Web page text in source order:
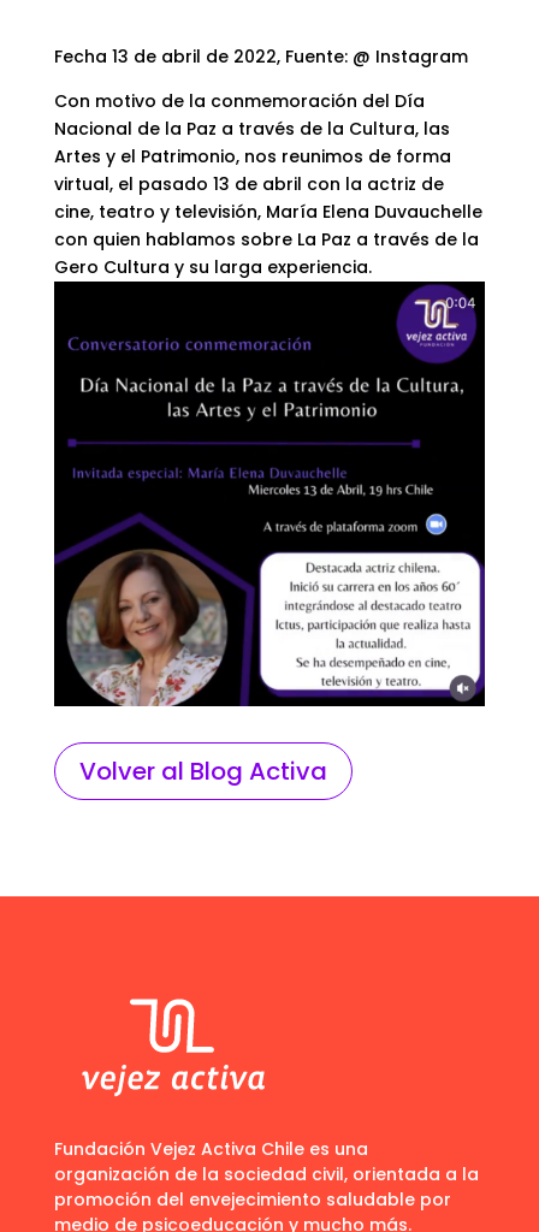
Fecha 13 de abril de 2022, Fuente: @ Instagram
Con motivo de la conmemoración del Día
Nacional de la Paz a través de la Cultura, las
Artes y el Patrimonio, nos reunimos de forma
virtual, el pasado 13 de abril con la actriz de
cine, teatro y televisión, María Elena Duvauchelle
con quien hablamos sobre La Paz a través de la
Gero Cultura y su larga experiencia.
Volver al Blog Activa
Fundación Vejez Activa Chile es una
organización de la sociedad civil, orientada a la
promoción del envejecimiento saludable por
medio de psicoeducación y mucho más.